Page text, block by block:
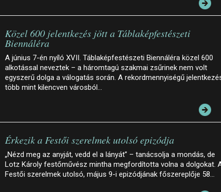
Közel 600 jelentkezés jött a Táblaképfestészeti
Biennáléra
A június 7-én nyíló XVII. Táblaképfestészeti Biennáléra közel 600
alkotással neveztek – a háromtagú szakmai zsűrinek nem volt
egyszerű dolga a válogatás során. A rekordmennyiségű
több mint kilencven városból…
Érkezik a Festői szerelmek utolsó epizódja
„Nézd meg az anyját, vedd el a lányát” – tanácsolja a mondás, de
Lotz Károly festőművész mintha megfordította volna a dolgokat.
Festői szerelmek utolsó, május 9-i epizódjának főszereplője 58…